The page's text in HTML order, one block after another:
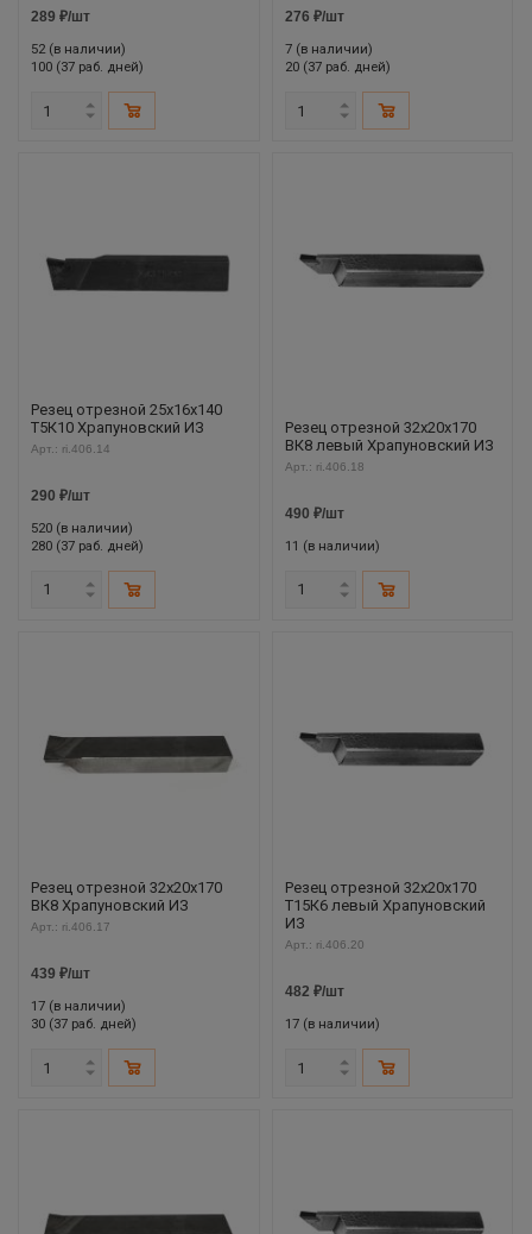
289 ₽/шт
52 (в наличии)
100 (37 раб. дней)
276 ₽/шт
7 (в наличии)
20 (37 раб. дней)
Резец отрезной 25х16х140
Т5К10 Храпуновский ИЗ
Арт.: ri.406.14
290 ₽/шт
520 (в наличии)
280 (37 раб. дней)
Резец отрезной 32х20х170
ВК8 левый Храпуновский ИЗ
Арт.: ri.406.18
490 ₽/шт
11 (в наличии)
Резец отрезной 32х20х170
ВК8 Храпуновский ИЗ
Арт.: ri.406.17
439 ₽/шт
17 (в наличии)
30 (37 раб. дней)
Резец отрезной 32х20х170
Т15К6 левый Храпуновский
ИЗ
Арт.: ri.406.20
482 ₽/шт
17 (в наличии)